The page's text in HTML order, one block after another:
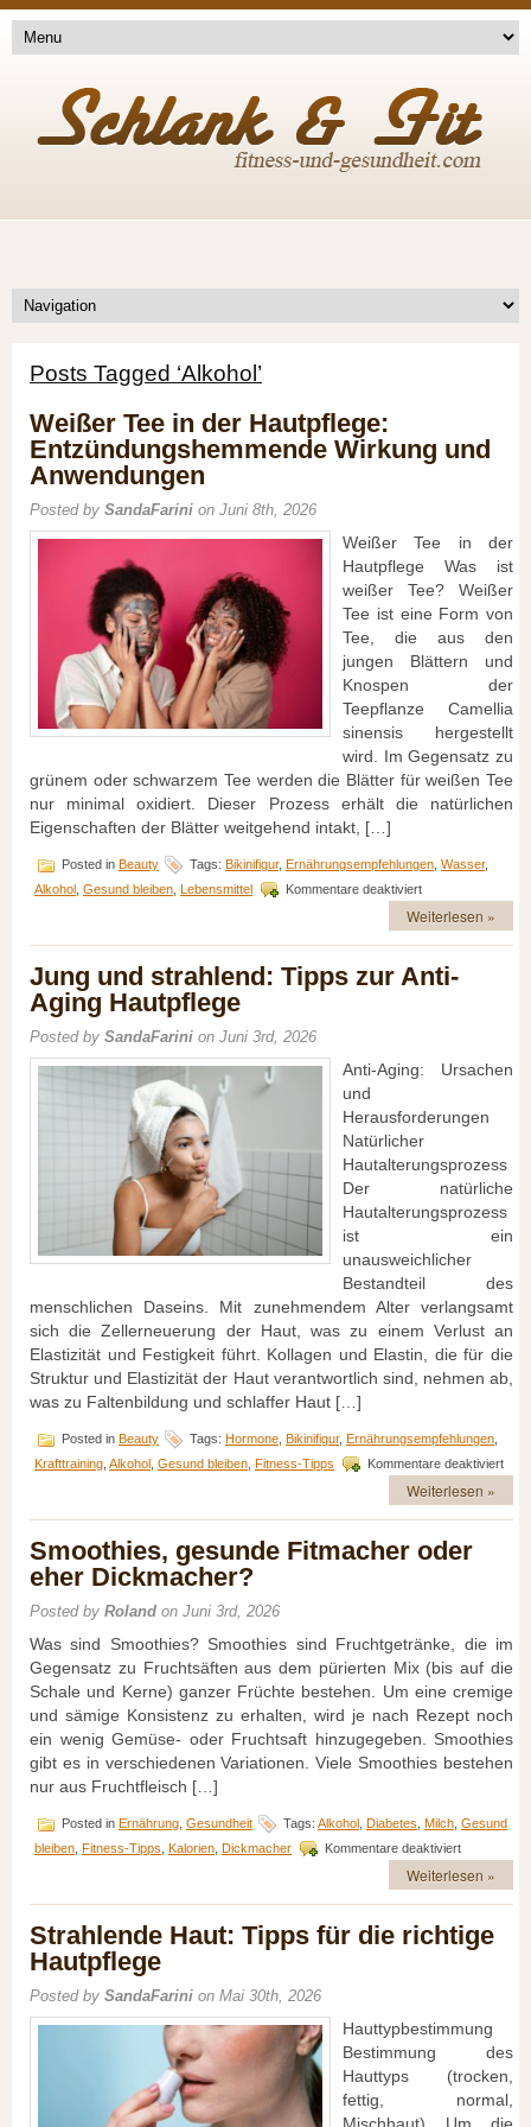
Posts Tagged ‘Alkohol’
Weißer Tee in der Hautpflege:
Entzündungshemmende Wirkung und
Anwendungen
Posted by SandaFarini on Juni 8th, 2026
Weißer Tee in der
Hautpflege Was ist
weißer Tee? Weißer
Tee ist eine Form von
Tee, die aus den
jungen Blättern und
Knospen der
Teepflanze Camellia
sinensis hergestellt
wird. Im Gegensatz zu
grünem oder schwarzem Tee werden die Blätter für weißen Tee
nur minimal oxidiert. Dieser Prozess erhält die natürlichen
Eigenschaften der Blätter weitgehend intakt, […]
Posted in Beauty Tags: Bikinifigur, Ernährungsempfehlungen Wasser,
Alkohol Gesund bleiben Lebensmittel Kommentare deaktiviertfür
Weißer
Tee
in
Hautpflege:
Weiterlesen »
Jung und strahlend: Tipps zur Anti-
Aging Hautpflege
Posted by SandaFarini on Juni 3rd, 2026
Anti-Aging: Ursachen
und
Herausforderungen
Natürlicher
Hautalterungsprozess
Der natürliche
Hautalterungsprozess
ist ein
unausweichlicher
Bestandteil des
menschlichen Daseins. Mit zunehmendem Alter verlangsamt
sich die Zellerneuerung der Haut, was zu einem Verlust an
Elastizität und Festigkeit führt. Kollagen und Elastin, die für die
Struktur und Elastizität der Haut verantwortlich sind, nehmen ab,
was zu Faltenbildung und schlaffer Haut […]
Posted in Beauty Tags: Hormone Bikinifigur, Ernährungsempfehlungen
Krafttraining Alkohol Gesund bleiben Fitness-Tipps Kommentare deaktiviertfür
Jung
Weiterlesen »
Smoothies, gesunde Fitmacher oder
eher Dickmacher?
Posted by Roland on Juni 3rd, 2026
Was sind Smoothies? Smoothies sind Fruchtgetränke, die im
Gegensatz zu Fruchtsäften aus dem pürierten Mix (bis auf die
Schale und Kerne) ganzer Früchte bestehen. Um eine cremige
und sämige Konsistenz zu erhalten, wird je nach Rezept noch
ein wenig Gemüse- oder Fruchtsaft hinzugegeben. Smoothies
gibt es in verschiedenen Variationen. Viele Smoothies bestehen
nur aus Fruchtfleisch […]
Posted in Ernährung Gesundheit Tags: Alkohol Diabetes Milch Gesund
bleiben Fitness-Tipps Kalorien Dickmacher Kommentare deaktiviertfür
Smoothies,
gesunde
Fitmacher
eher
Weiterlesen »
Strahlende Haut: Tipps für die richtige
Hautpflege
Posted by SandaFarini on Mai 30th, 2026
Hauttypbestimmung
Bestimmung des
Hauttyps (trocken,
fettig, normal,
Mischhaut) Um die